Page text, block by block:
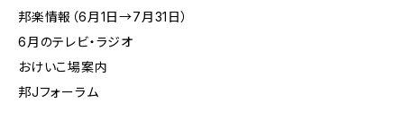
邦楽情報（6月1日→7月31日）
6月のテレビ・ラジオ
おけいこ場案内
邦Jフォーラム